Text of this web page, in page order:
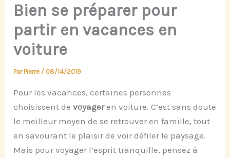
Bien se préparer pour
partir en vacances en
voiture
Par Pierre / 08/14/2019
Pour les vacances, certaines personnes
choisissent de voyageren voiture. C’est sans doute
le meilleur moyen de se retrouver en famille, tout
en savourant le plaisir de voir défiler le paysage.
Mais pour voyager l’esprit tranquille, pensez à